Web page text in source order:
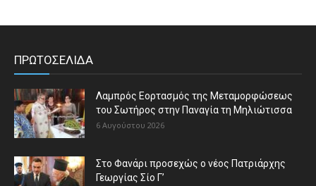
ΠΡΩΤΟΣΕΛΙΔΑ
Λαμπρός Εορτασμός της Μεταμορφώσεως
του Σωτήρος στην Παναγία τη Μηλιώτισσα
6 Αυγούστου 2026
Στο Φανάρι προσεχώς ο νέος Πατριάρχης
Γεωργίας Σίο Γ’